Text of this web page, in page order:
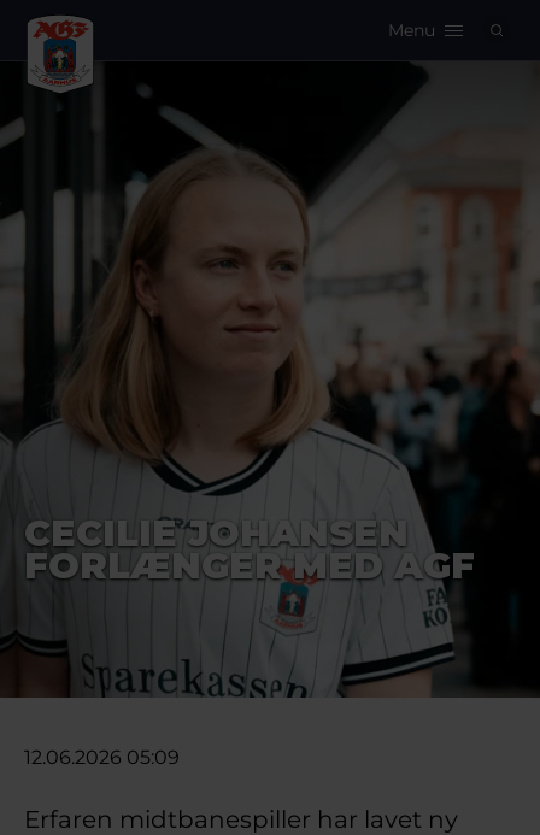
Menu
CECILIE JOHANSEN
FORLÆNGER MED AGF
12.06.2026 05:09
Erfaren midtbanespiller har lavet ny